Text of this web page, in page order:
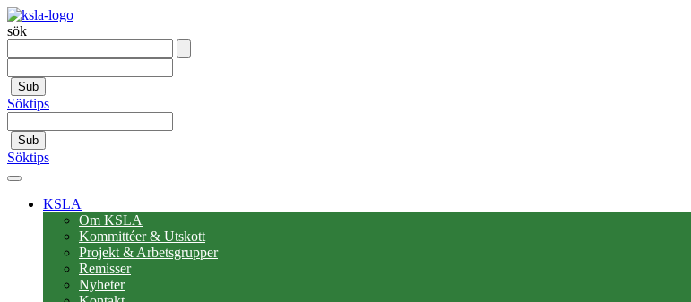
sök
Sub
Söktips
Sub
Söktips
KSLA
Om KSLA
Kommittéer & Utskott
Projekt & Arbetsgrupper
Remisser
Nyheter